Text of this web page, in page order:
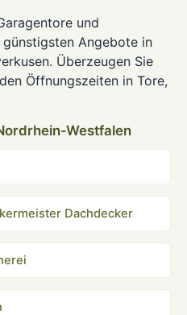
und
Angebote in
Überzeugen Sie
Öffnungszeiten in Tore,
Westfalen
Dachdecker